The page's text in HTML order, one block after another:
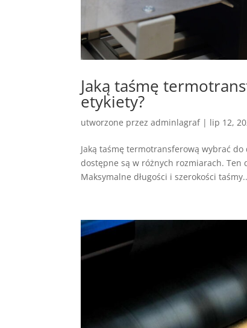
Jaką taśmę
etykiety?
utworzone przezadminlagraf| lip 12,
Jaką taśmę termotransferową wybrać
dostępne są w różnych rozmiarach.
Maksymalne długości i szerokości